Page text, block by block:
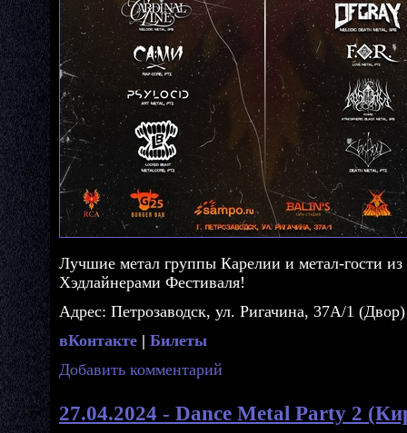
Лучшие метал группы Карелии и метал-гости из
Хэдлайнерами Фестиваля!
Адрес: Петрозаводск, ул. Ригачина, 37А/1 (Двор)
вКонтакте | Билеты
Добавить комментарий
27.04.2024 - Dance Metal Party 2